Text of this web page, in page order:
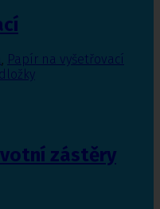
, Papír na vyšetřovací
zástěry